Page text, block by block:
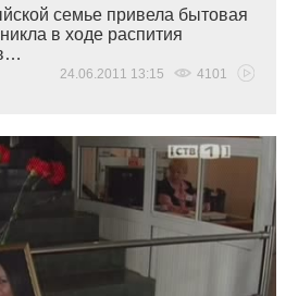
семье привела бытовая
в ходе распития
24.06.2011 13:15 4101